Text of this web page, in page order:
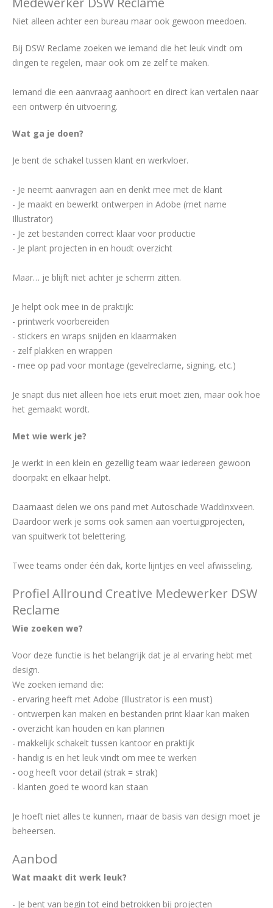
Niet alleen achter een bureau maar ook gewoon meedoen.
Bij DSW Reclame zoeken we iemand die het leuk vindt om
dingen te regelen, maar ook om ze zelf te maken.
Iemand die een aanvraag aanhoort en direct kan vertalen naar
een ontwerp én uitvoering.
Wat ga je doen?
Je bent de schakel tussen klant en werkvloer.
- Je neemt aanvragen aan en denkt mee met de klant
- Je maakt en bewerkt ontwerpen in Adobe (met name
Illustrator)
- Je zet bestanden correct klaar voor productie
- Je plant projecten in en houdt overzicht
Maar… je blijft niet achter je scherm zitten.
Je helpt ook mee in de praktijk:
- printwerk voorbereiden
- stickers en wraps snijden en klaarmaken
- zelf plakken en wrappen
- mee op pad voor montage (gevelreclame, signing, etc.)
Je snapt dus niet alleen hoe iets eruit moet zien, maar ook hoe
het gemaakt wordt.
Met wie werk je?
Je werkt in een klein en gezellig team waar iedereen gewoon
doorpakt en elkaar helpt.
Daarnaast delen we ons pand met Autoschade Waddinxveen.
Daardoor werk je soms ook samen aan voertuigprojecten,
van spuitwerk tot belettering.
Twee teams onder één dak, korte lijntjes en veel afwisseling.
Profiel Allround Creative Medewerker DSW
Reclame
Wie zoeken we?
Voor deze functie is het belangrijk dat je al ervaring hebt met
design.
We zoeken iemand die:
- ervaring heeft met Adobe (Illustrator is een must)
- ontwerpen kan maken en bestanden print klaar kan maken
- overzicht kan houden en kan plannen
- makkelijk schakelt tussen kantoor en praktijk
- handig is en het leuk vindt om mee te werken
- oog heeft voor detail (strak = strak)
- klanten goed te woord kan staan
Je hoeft niet alles te kunnen, maar de basis van design moet je
beheersen.
Aanbod
Wat maakt dit werk leuk?
- Je bent van begin tot eind betrokken bij projecten